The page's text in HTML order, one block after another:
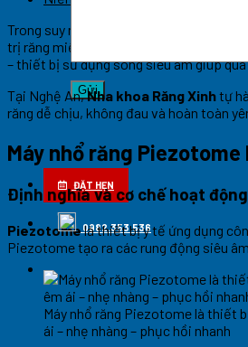
ĐẶT HẸN
0982.353.536
Trong suy nghĩ của nhiều người, nhổ
trị răng miệng cần thiết – đặc biệt là
– thiết bị sử dụng sóng siêu âm giúp
Tại Nghệ An,Nha khoa Răng Xinhtự
răng dễ chịu, không đau và hoàn toàn
Máy nhổ răng Piezotome
Định nghĩa và cơ chế hoạt động
Piezotomelà thiết bị y tế ứng dụng
Piezotome tạo ra các rung động siêu
Máy nhổ răng Piezotome là thiết
ái – nhẹ nhàng – phục hồi nhanh